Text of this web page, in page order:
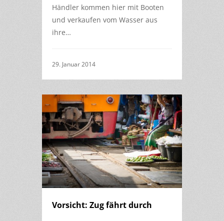
Händler kommen hier mit Booten
und verkaufen vom Wasser aus
ihre…
29. Januar 2014
Vorsicht: Zug fährt durch